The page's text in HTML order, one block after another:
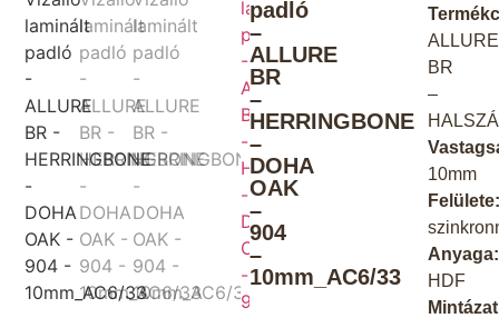
padló
–
ALLURE
BR
–
HERRINGBONE
–
DOHA
OAK
–
904
–
10mm_AC6/33
ALLURE
BR
–
10mm
Anyaga:
HDF